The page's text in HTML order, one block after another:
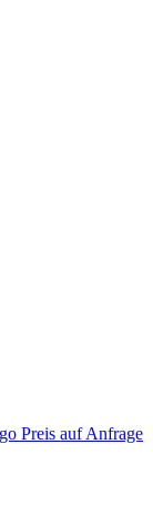
Preis auf Anfrage